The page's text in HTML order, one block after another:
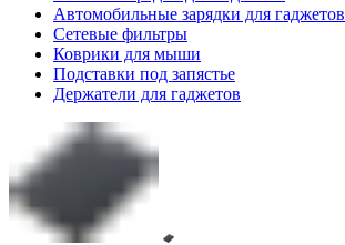
Автомобильные зарядки для гаджетов
Сетевые фильтры
Коврики для мыши
Подставки под запястье
Держатели для гаджетов